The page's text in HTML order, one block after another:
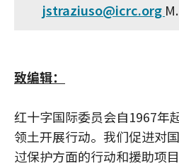
jstraziuso@icrc.org
致编辑：
红十字国际委员会自1967年
领土开展行动。我们促进对
过保护方面的行动和援助项